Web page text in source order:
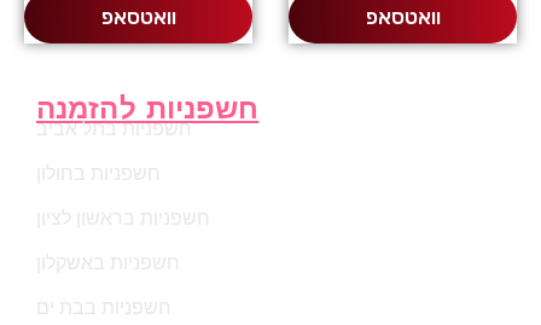
וואטסאפ וואטסאפ
חשפניות להזמנה
חשפניות בתל אביב
חשפניות בחולון
חשפניות בראשון לציון
חשפניות באשקלון
חשפניות בבת ים